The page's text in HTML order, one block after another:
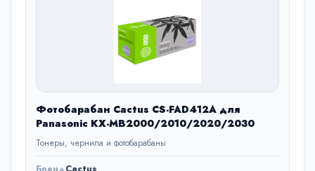
Фотобарабан Cactus CS-FAD412A для
Panasonic KX-MB2000/2010/2020/2030
Тонеры, чернила и фотобарабаны